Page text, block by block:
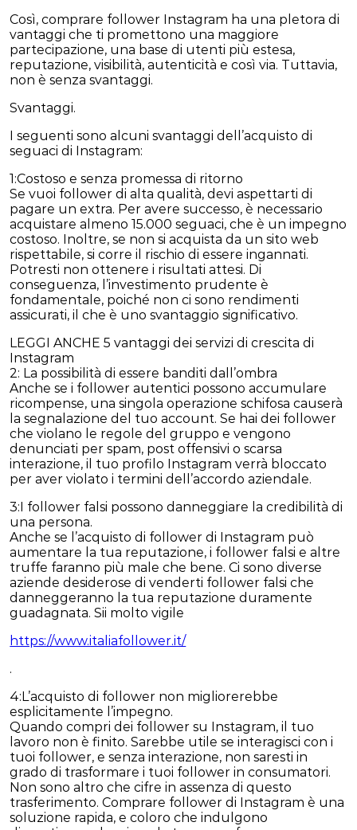
Così, comprare follower Instagram ha una pletora di
vantaggi che ti promettono una maggiore
partecipazione, una base di utenti più estesa,
reputazione, visibilità, autenticità e così via. Tuttavia,
non è senza svantaggi.
Svantaggi.
I seguenti sono alcuni svantaggi dell’acquisto di
seguaci di Instagram:
1:Costoso e senza promessa di ritorno
Se vuoi follower di alta qualità, devi aspettarti di
pagare un extra. Per avere successo, è necessario
acquistare almeno 15.000 seguaci, che è un impegno
costoso. Inoltre, se non si acquista da un sito web
rispettabile, si corre il rischio di essere ingannati.
Potresti non ottenere i risultati attesi. Di
conseguenza, l’investimento prudente è
fondamentale, poiché non ci sono rendimenti
assicurati, il che è uno svantaggio significativo.
LEGGI ANCHE 5 vantaggi dei servizi di crescita di
Instagram
2: La possibilità di essere banditi dall’ombra
Anche se i follower autentici possono accumulare
ricompense, una singola operazione schifosa causerà
la segnalazione del tuo account. Se hai dei follower
che violano le regole del gruppo e vengono
denunciati per spam, post offensivi o scarsa
interazione, il tuo profilo Instagram verrà bloccato
per aver violato i termini dell’accordo aziendale.
3:I follower falsi possono danneggiare la credibilità di
una persona.
Anche se l’acquisto di follower di Instagram può
aumentare la tua reputazione, i follower falsi e altre
truffe faranno più male che bene. Ci sono diverse
aziende desiderose di venderti follower falsi che
danneggeranno la tua reputazione duramente
guadagnata. Sii molto vigile
https://www.italiafollower.it/
.
4:L’acquisto di follower non migliorerebbe
esplicitamente l’impegno.
Quando compri dei follower su Instagram, il tuo
lavoro non è finito. Sarebbe utile se interagisci con i
tuoi follower, e senza interazione, non saresti in
grado di trasformare i tuoi follower in consumatori.
Non sono altro che cifre in assenza di questo
trasferimento. Comprare follower di Instagram è una
soluzione rapida, e coloro che indulgono